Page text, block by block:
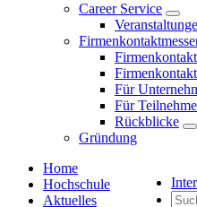
Career Service
Für
Für
Rückblicke
Gründung
Home
Hochschule
Aktuelles